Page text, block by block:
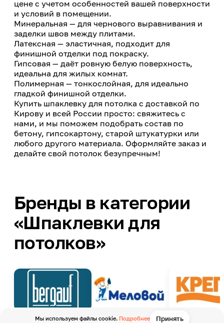
цене с учетом особенностей вашей поверхности
и условий в помещении.
Минеральная — для чернового выравнивания и
заделки швов между плитами.
Латексная — эластичная, подходит для
финишной отделки под покраску.
Гипсовая — даёт ровную белую поверхность,
идеальна для жилых комнат.
Полимерная — тонкослойная, для идеально
гладкой финишной отделки.
Купить шпаклевку для потолка с доставкой по
Кирову и всей России просто: свяжитесь с
нами, и мы поможем подобрать состав по
бетону, гипсокартону, старой штукатурки или
любого другого материала. Оформляйте заказ и
делайте свой потолок безупречным!
Бренды в категории
«Шпаклевки для
потолков»
Мы используем файлы cookie. Подробнее Принять